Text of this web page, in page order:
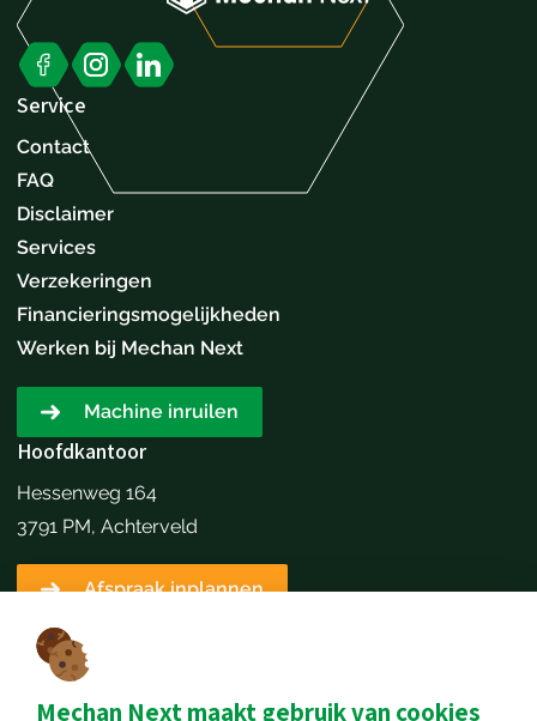
Mechan Next maakt gebruik van cookies
Service
Contact
FAQ
Disclaimer
Services
Verzekeringen
Financieringsmogelijkheden
Werken bij Mechan Next
Machine inruilen
Hoofdkantoor
Hessenweg 164
3791 PM, Achterveld
Afspraak inplannen
Contactgegevens
+31651173646
info@mechannext.nl